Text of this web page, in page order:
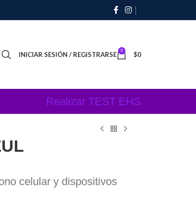
INICIAR SESIÓN / REGISTRARSE 0 $0
Realizar TEST EHS
celular y dispositivos